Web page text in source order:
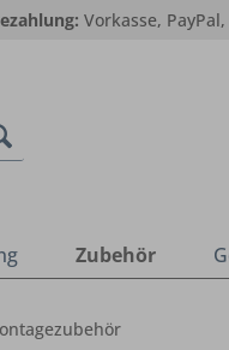
Vorkasse,
Zubehör